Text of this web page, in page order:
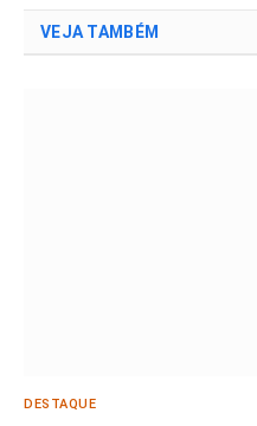
VEJA TAMBÉM
DESTAQUE